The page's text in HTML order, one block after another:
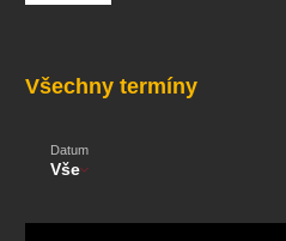
Všechny termíny
Datum
Vše